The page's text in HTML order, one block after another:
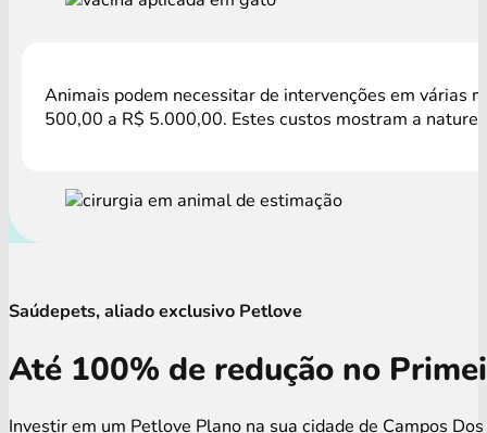
Animais podem necessitar de intervenções em várias
500,00 a R$ 5.000,00. Estes custos mostram a
Saúdepets, aliado exclusivo Petlove
Até 100% de redução no
Investir em um Petlove Plano na sua cidade de Campos